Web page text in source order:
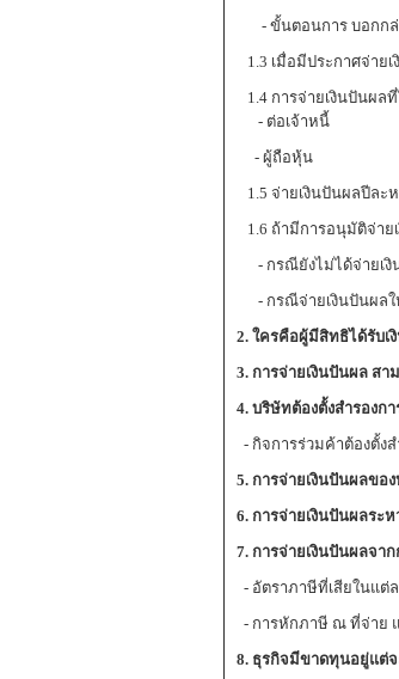
- ขั้นตอนการ บอกกล่
1.3 เมื่อมีประกาศจ่าย
1.4 การจ่ายเงินปันผล
- ต่อเจ้าหนี้
- ผู้ถือหุ้น
1.5 จ่ายเงินปันผลปีละ
1.6 ถ้ามีการอนุมัติจ่าย
- กรณียังไม่ได้จ่าย
- กรณีจ่ายเงินปันผล
2. ใครคือผู้มีสิทธิได้รับ
3. การจ่ายเงินปันผล ส
4. บริษัทต้องตั้งสำรองก
- กิจการร่วมค้าต้องตั้ง
5. การจ่ายเงินปันผลข
6. การจ่ายเงินปันผลระ
7. การจ่ายเงินปันผลจา
- อัตราภาษีที่เสียในแต่
- การหักภาษี ณ ที่จ่าย
8. ธุรกิจมีขาดทุนอยู่แต่จ